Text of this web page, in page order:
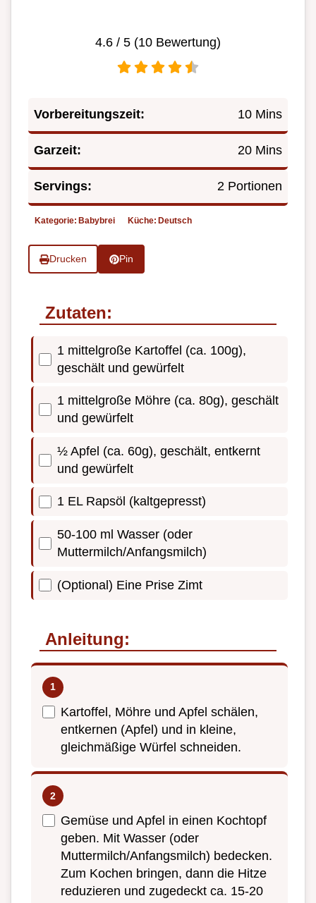
4.6 / 5 (10 Bewertung)
Vorbereitungszeit: 10 Mins
Garzeit: 20 Mins
Servings: 2 Portionen
Kategorie: Babybrei Küche: Deutsch
Drucken Pin
Zutaten:
1 mittelgroße Kartoffel (ca. 100g),
geschält und gewürfelt
1 mittelgroße Möhre (ca. 80g), geschält
und gewürfelt
½ Apfel (ca. 60g), geschält, entkernt
und gewürfelt
1 EL Rapsöl (kaltgepresst)
50-100 ml Wasser (oder
Muttermilch/Anfangsmilch)
(Optional) Eine Prise Zimt
Anleitung:
Kartoffel, Möhre und Apfel schälen,
entkernen (Apfel) und in kleine,
gleichmäßige Würfel schneiden.
Gemüse und Apfel in einen Kochtopf
geben. Mit Wasser (oder
Muttermilch/Anfangsmilch) bedecken.
Zum Kochen bringen, dann die Hitze
reduzieren und zugedeckt ca. 15-20